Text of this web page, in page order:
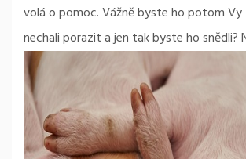
volá o pomoc. Vážně byste ho potom Vy
nechali porazit a jen tak byste ho snědli?